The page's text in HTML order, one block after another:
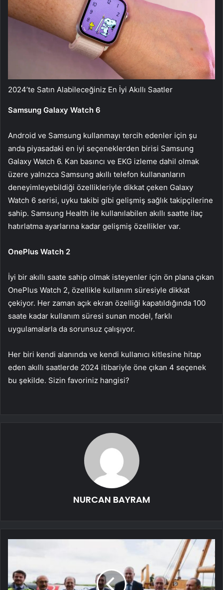
2024’te Satın Alabileceğiniz En İyi Akıllı Saatler
Samsung Galaxy Watch 6
Android ve Samsung kullanmayı tercih edenler için şu
anda piyasadaki en iyi seçeneklerden birisi Samsung
Galaxy Watch 6. Kan basıncı ve EKG izleme dahil olmak
üzere yalnızca Samsung akıllı telefon kullananların
deneyimleyebildiği özellikleriyle dikkat çeken Galaxy
Watch 6 serisi, uyku takibi gibi gelişmiş sağlık takipçilerine
sahip. Samsung Health ile kullanılabilen akıllı saatte ilaç
hatırlatma ayarlarına kadar gelişmiş özellikler var.
OnePlus Watch 2
İyi bir akıllı saate sahip olmak isteyenler için ön plana çıkan
OnePlus Watch 2, özellikle kullanım süresiyle dikkat
çekiyor. Her zaman açık ekran özelliği kapatıldığında 100
saate kadar kullanım süresi sunan model, farklı
uygulamalarla da sorunsuz çalışıyor.
Her biri kendi alanında ve kendi kullanıcı kitlesine hitap
eden akıllı saatlerde 2024 itibariyle öne çıkan 4 seçenek
bu şekilde. Sizin favoriniz hangisi?
NURCAN BAYRAM